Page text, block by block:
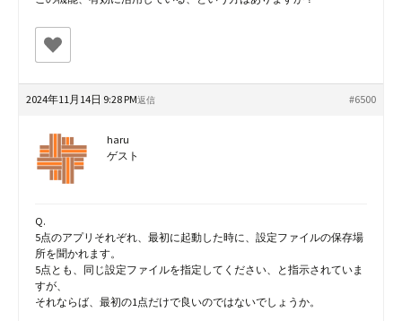
2024年11月14日 9:28 PM #6500
返信
haru
ゲスト
Q.
5点のアプリそれぞれ、最初に起動した時に、設定ファイルの保存場
所を聞かれます。
5点とも、同じ設定ファイルを指定してください、と指示されていま
すが、
それならば、最初の1点だけで良いのではないでしょうか。